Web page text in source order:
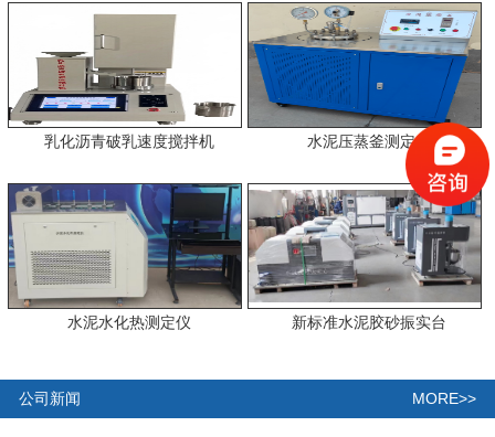
乳化沥青破乳速度搅拌机 水泥压蒸釜测定仪
水泥水化热测定仪 新标准水泥胶砂振实台
公司新闻 MORE>>